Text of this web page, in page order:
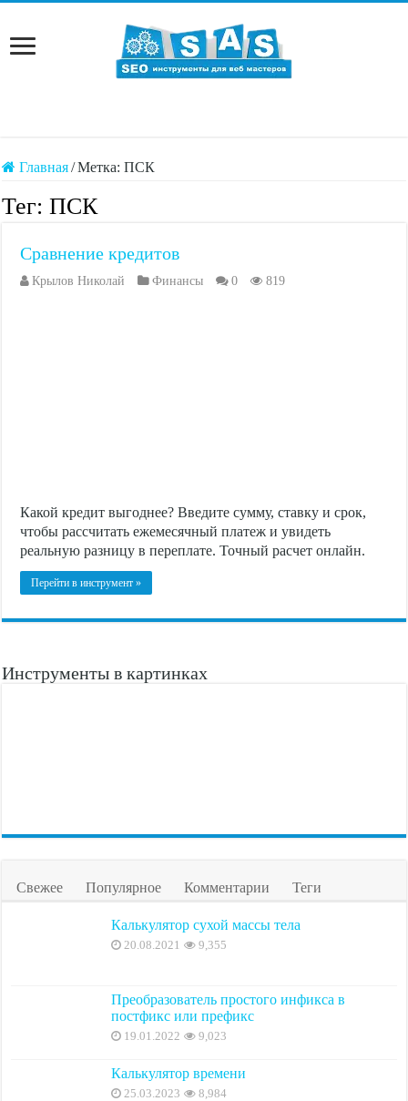
Главная/Метка:ПСК
Тег:ПСК
Сравнение кредитов
Крылов Николай Финансы 0 819
Какой кредит выгоднее? Введите сумму, ставку и срок,
чтобы рассчитать ежемесячный платеж и увидеть
реальную разницу в переплате. Точный расчет онлайн.
Перейти в инструмент »
Инструменты в картинках
Свежее Популярное Комментарии Теги
Калькулятор сухой массы тела
20.08.2021 9,355
Преобразователь простого инфикса в
постфикс или префикс
19.01.2022 9,023
Калькулятор времени
25.03.2023 8,984